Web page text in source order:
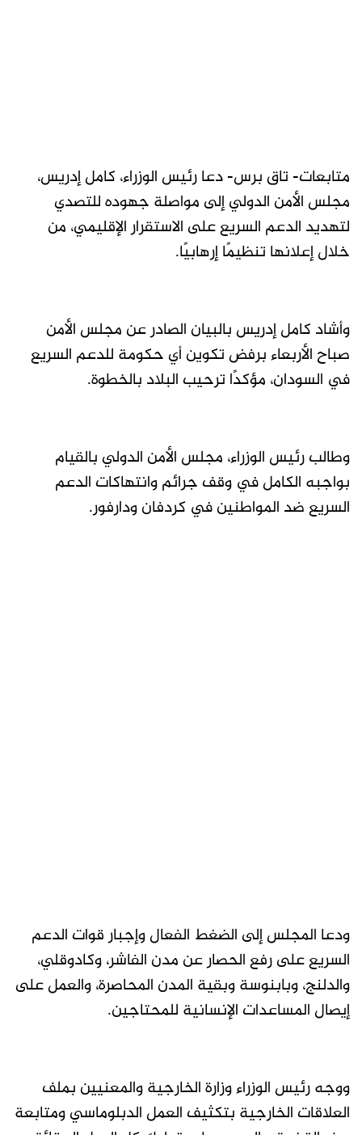
متابعات- تاق برس- دعا رئيس الوزراء، كامل إدريس،
مجلس الأمن الدولي إلى مواصلة جهوده للتصدي
لتهديد الدعم السريع على الاستقرار الإقليمي، من
خلال إعلانها تنظيمًا إرهابيًا.
وأشاد كامل إدريس بالبيان الصادر عن مجلس الأمن
صباح الأربعاء برفض تكوين أي حكومة للدعم السريع
في السودان، مؤكدًا ترحيب البلاد بالخطوة.
وطالب رئيس الوزراء، مجلس الأمن الدولي بالقيام
بواجبه الكامل في وقف جرائم وانتهاكات الدعم
السريع ضد المواطنين في كردفان ودارفور.
ودعا المجلس إلى الضغط الفعال وإجبار قوات الدعم
السريع على رفع الحصار عن مدن الفاشر، وكادوقلي،
والدلنج، وبابنوسة وبقية المدن المحاصرة، والعمل على
إيصال المساعدات الإنسانية للمحتاجين.
ووجه رئيس الوزراء وزارة الخارجية والمعنيين بملف
العلاقات الخارجية بتكثيف العمل الدبلوماسي ومتابعة